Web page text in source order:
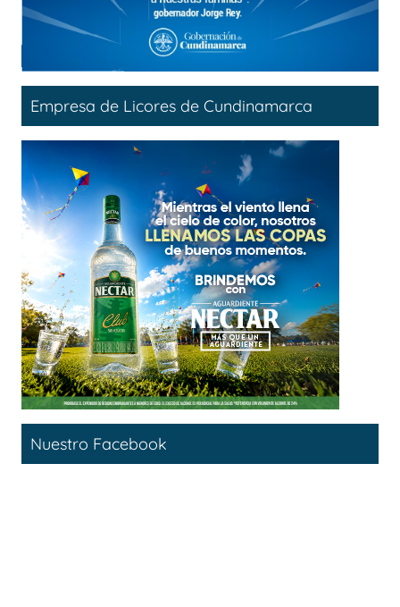
Empresa de Licores de Cundinamarca
Nuestro Facebook